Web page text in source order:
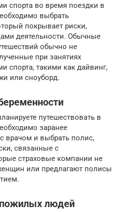
спорта во время поездки в
выбрать
покрывает риски,
деятельности. Обычные
обычно не
при занятиях
спорта, такими как дайвинг,
или сноуборд.
путешествовать в
заранее
врачом и выбрать полис,
связанные с
страховые компании не
или предлагают полисы
людей